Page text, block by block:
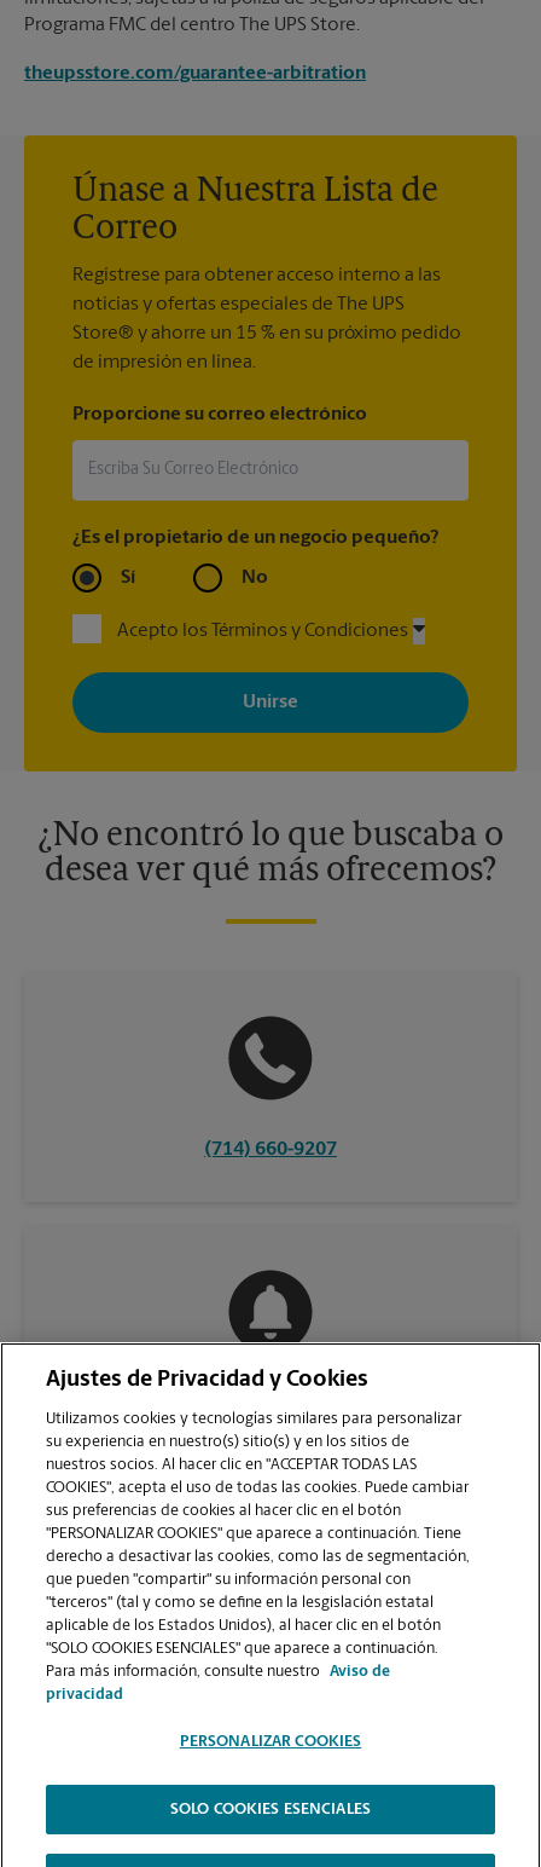
Programa FMC del centro The UPS Store.
theupsstore.com/guarantee-arbitration
Únase a Nuestra Lista de
Correo
Regístrese para obtener acceso interno a las
noticias y ofertas especiales de The UPS
Store® y ahorre un 15 % en su próximo pedido
de impresión en línea.
Proporcione su correo electrónico
¿Es el propietario de un negocio pequeño?
Sí No
Acepto los Términos y Condiciones
Al registrarse, acepta recibir correos electrónicos de The UPS
Store con noticias, ofertas especiales, promociones y mensajes
adaptados a sus intereses. Puede darse de baja en cualquier
momento. Para más información, consulte nuestra política de
¿No encontró lo que buscaba o
desea ver qué más ofrecemos?
(714) 660-9207
VER LA PÁGINA DE LA TIENDA
2026.
The UPS Store | Aviso de Privacidad | Términos de Uso del Sitio Web |
Contraste Alto
Ajustes de Privacidad y Cookies
Utilizamos cookies y tecnologías similares para personalizar
su experiencia en nuestro(s) sitio(s) y en los sitios de
nuestros socios. Al hacer clic en "ACCEPTAR TODAS LAS
COOKIES", acepta el uso de todas las cookies. Puede cambiar
sus preferencias de cookies al hacer clic en el botón
"PERSONALIZAR COOKIES" que aparece a continuación. Tiene
derecho a desactivar las cookies, como las de segmentación,
que pueden "compartir" su información personal con
"terceros" (tal y como se define en la lesgislación estatal
aplicable de los Estados Unidos), al hacer clic en el botón
"SOLO COOKIES ESENCIALES" que aparece a continuación.
Para más información, consulte nuestro
Aviso de
privacidad
PERSONALIZAR COOKIES
SOLO COOKIES ESENCIALES